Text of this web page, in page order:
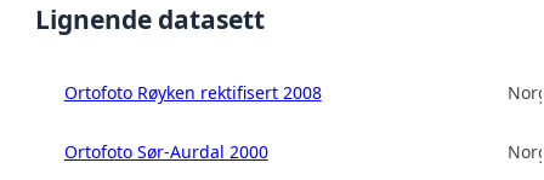
Lignende datasett
Ortofoto Røyken rektifisert 2008
Ortofoto Sør-Aurdal 2000